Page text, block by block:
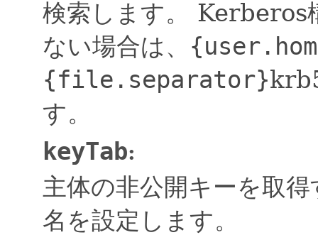
検索します。
Kerberos
ない場合は、
{file.separator}
す。
keyTab:
主体の非公開キーを取
名を設定します。